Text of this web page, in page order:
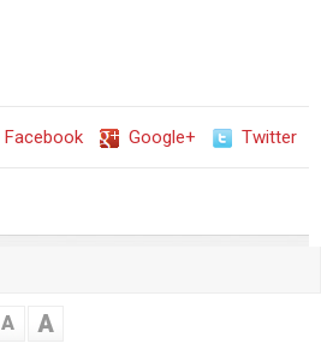
Facebook Google+ Twitter
A A